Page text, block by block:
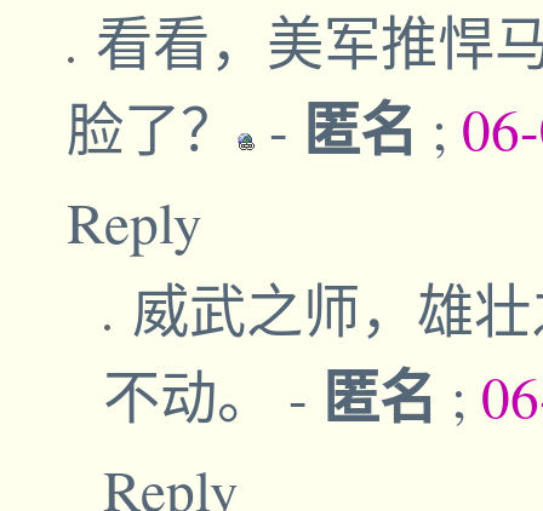
看看，美军推悍
脸了？
- 匿名 ;
Reply
威武之师，雄
不动。 - 匿名 ;
Reply